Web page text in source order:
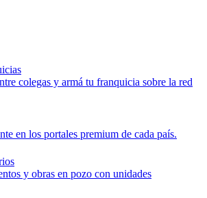
colegas y armá tu franquicia sobre la red
en los portales premium de cada país.
y obras en pozo con unidades